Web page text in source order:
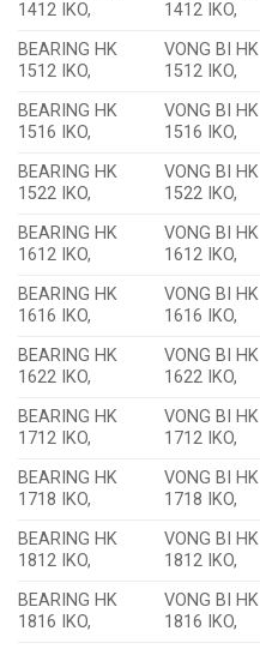
1412 IKO,
1412 IKO,
BEARING HK
1512 IKO,
VONG BI HK
1512 IKO,
BEARING HK
1516 IKO,
VONG BI HK
1516 IKO,
BEARING HK
1522 IKO,
VONG BI HK
1522 IKO,
BEARING HK
1612 IKO,
VONG BI HK
1612 IKO,
BEARING HK
1616 IKO,
VONG BI HK
1616 IKO,
BEARING HK
1622 IKO,
VONG BI HK
1622 IKO,
BEARING HK
1712 IKO,
VONG BI HK
1712 IKO,
BEARING HK
1718 IKO,
VONG BI HK
1718 IKO,
BEARING HK
1812 IKO,
VONG BI HK
1812 IKO,
BEARING HK
1816 IKO,
VONG BI HK
1816 IKO,